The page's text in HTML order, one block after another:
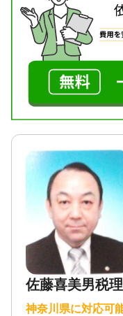
す。
対応地域
神奈川県、東京都
対応業務
遺産分割 / 相続財
訪問可 / 土日相談
/ オンライン面談
佐藤喜美男税
神奈川県に対応可